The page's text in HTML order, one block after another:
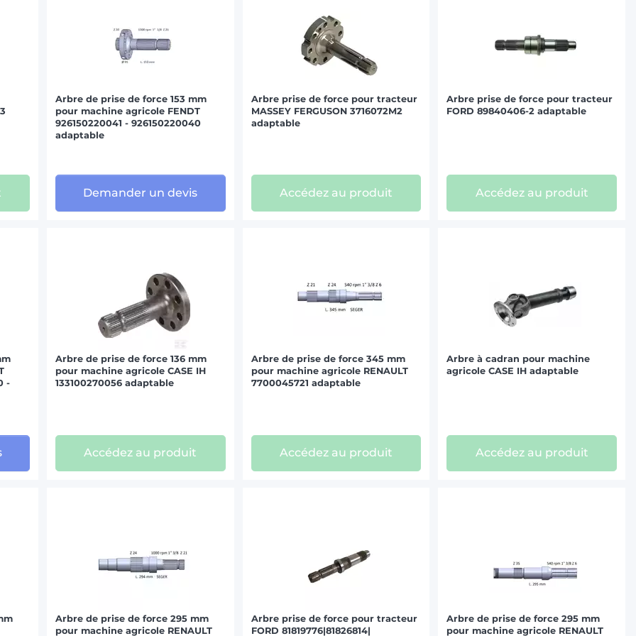
Arbre de prise de force 153 mm
pour machine agricole FENDT
926150220041 - 926150220040
adaptable
Demander un devis
Arbre prise de force pour tracteur
MASSEY FERGUSON 3716072M2
adaptable
Accédez au produit
Arbre prise de force pour tracteur
FORD 89840406-2 adaptable
Accédez au produit
-
Arbre de prise de force 136 mm
pour machine agricole CASE IH
133100270056 adaptable
Accédez au produit
Arbre de prise de force 345 mm
pour machine agricole RENAULT
7700045721 adaptable
Accédez au produit
Arbre à cadran pour machine
agricole CASE IH adaptable
Accédez au produit
Arbre de prise de force 295 mm
pour machine agricole RENAULT
Arbre prise de force pour tracteur
FORD 81819776|81826814|
Arbre de prise de force 295 mm
pour machine agricole RENAULT